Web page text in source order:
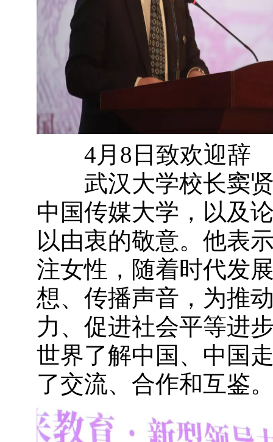
4月8日致欢迎辞
武汉大学校长窦贤
中国传媒大学，以及
以由衷的敬意。他表
注女性，随着时代发
想、传播声音，为推
力、促进社会平等进
世界了解中国、中国
了交流、合作和互鉴